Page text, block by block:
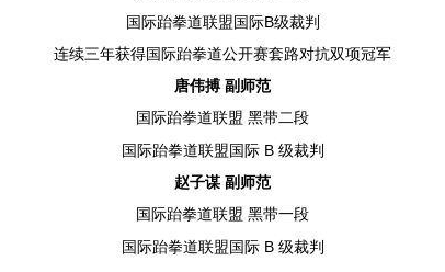
国际跆拳道联盟国际B级裁判
连续三年获得国际跆拳道公开赛套路对抗双项冠军
唐伟搏 副师范
国际跆拳道联盟 黑带二段
国际跆拳道联盟国际B 级裁判
赵子谋 副师范
国际跆拳道联盟 黑带一段
国际跆拳道联盟国际B 级裁判